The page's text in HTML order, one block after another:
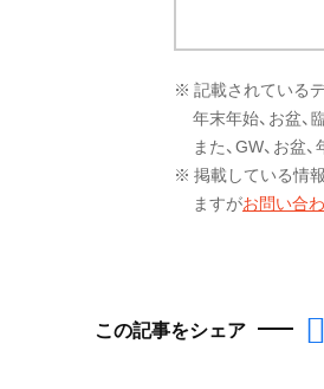
※ 記載されている
年末年始、お盆
また、GW、お盆
※ 掲載している情
ますがお問い合
この記事をシェア